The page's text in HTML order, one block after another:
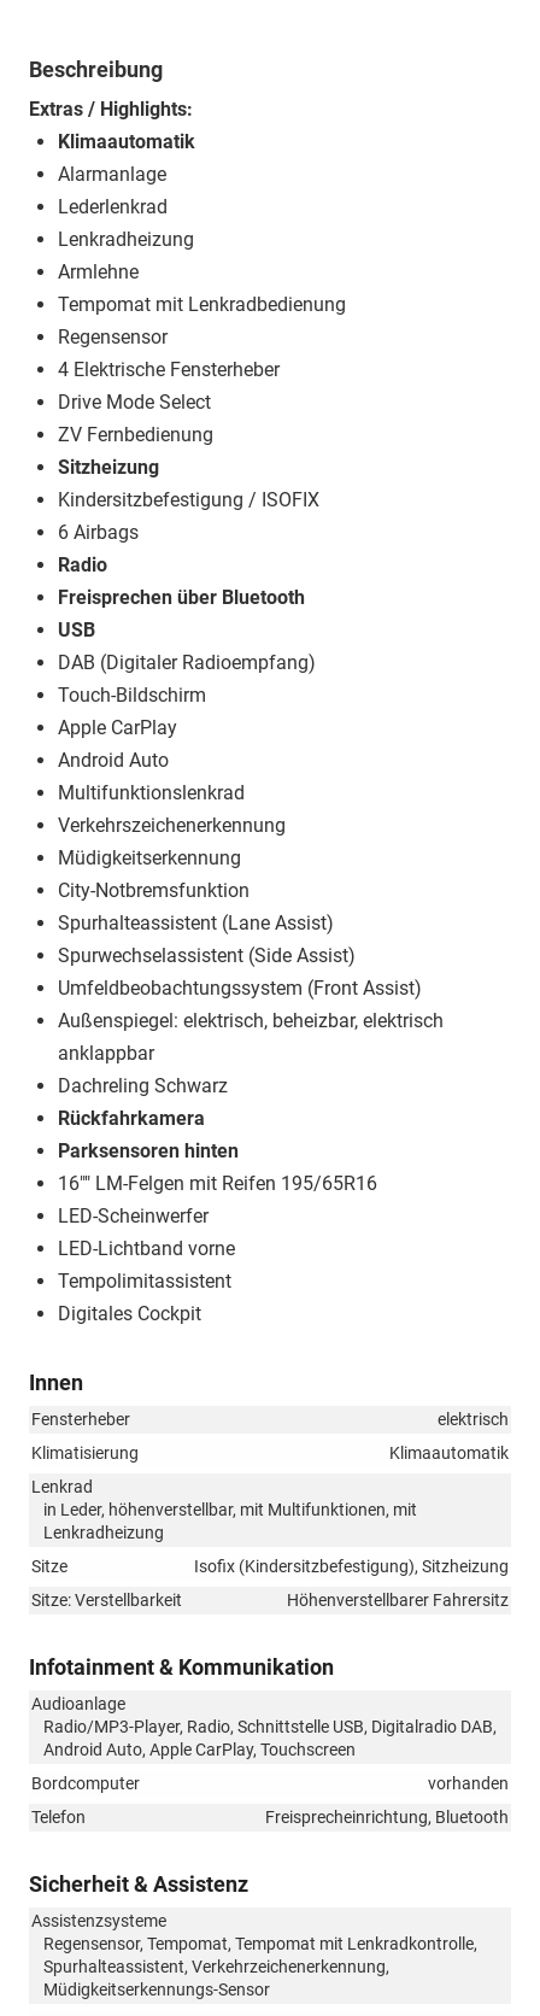
Beschreibung
Extras / Highlights:
Klimaautomatik
Alarmanlage
Lederlenkrad
Lenkradheizung
Armlehne
Tempomat mit Lenkradbedienung
Regensensor
4 Elektrische Fensterheber
Drive Mode Select
ZV Fernbedienung
Sitzheizung
Kindersitzbefestigung / ISOFIX
6 Airbags
Radio
Freisprechen über Bluetooth
USB
DAB (Digitaler Radioempfang)
Touch-Bildschirm
Apple CarPlay
Android Auto
Multifunktionslenkrad
Verkehrszeichenerkennung
Müdigkeitserkennung
City-Notbremsfunktion
Spurhalteassistent (Lane Assist)
Spurwechselassistent (Side Assist)
Umfeldbeobachtungssystem (Front Assist)
Außenspiegel: elektrisch, beheizbar, elektrisch
anklappbar
Dachreling Schwarz
Rückfahrkamera
Parksensoren hinten
16"" LM-Felgen mit Reifen 195/65R16
LED-Scheinwerfer
LED-Lichtband vorne
Tempolimitassistent
Digitales Cockpit
Innen
Fensterheber
elektrisch
Klimatisierung
Klimaautomatik
Lenkrad
in Leder, höhenverstellbar, mit Multifunktionen, mit
Lenkradheizung
Sitze
Isofix (Kindersitzbefestigung), Sitzheizung
Sitze: Verstellbarkeit
Höhenverstellbarer Fahrersitz
Infotainment & Kommunikation
Audioanlage
Radio/MP3-Player, Radio, Schnittstelle USB, Digitalradio DAB,
Android Auto, Apple CarPlay, Touchscreen
Bordcomputer
vorhanden
Telefon
Freisprecheinrichtung, Bluetooth
Sicherheit & Assistenz
Assistenzsysteme
Regensensor, Tempomat, Tempomat mit Lenkradkontrolle,
Spurhalteassistent, Verkehrzeichenerkennung,
Müdigkeitserkennungs-Sensor